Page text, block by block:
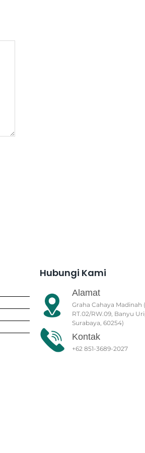
Hubungi Kami
Alamat
Graha Cahaya Madinah
RT.02/RW.09, Banyu
Surabaya, 60254)
Kontak
+62 851-3689-2027